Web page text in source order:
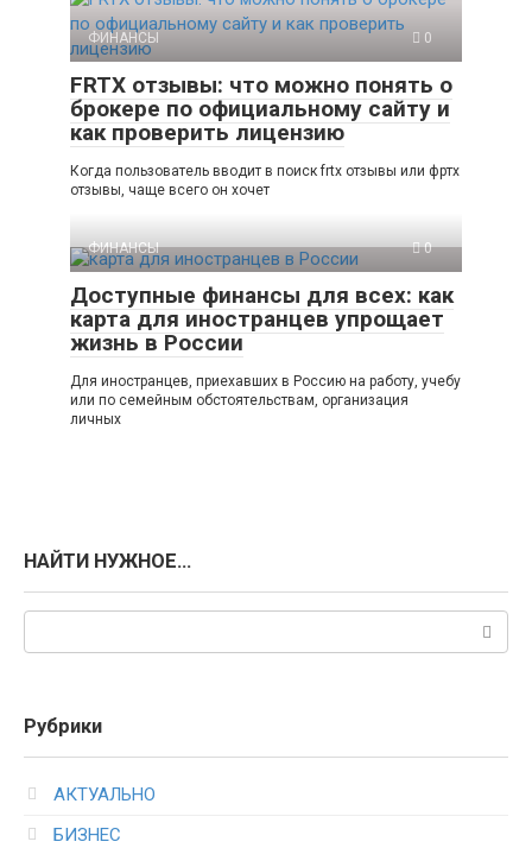
ФИНАНСЫ 0
FRTX отзывы: что можно понять о
брокере по официальному сайту и
как проверить лицензию
Когда пользователь вводит в поиск frtx отзывы или фртх
отзывы, чаще всего он хочет
ФИНАНСЫ 0
Доступные финансы для всех: как
карта для иностранцев упрощает
жизнь в России
Для иностранцев, приехавших в Россию на работу, учебу
или по семейным обстоятельствам, организация
личных
НАЙТИ НУЖНОЕ…
Рубрики
АКТУАЛЬНО
БИЗНЕС